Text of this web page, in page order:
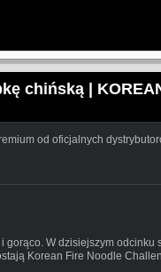
chińską |
od oficjalnych
gorąco. W dzisiejszym odcinku
Korean Fire Noodle